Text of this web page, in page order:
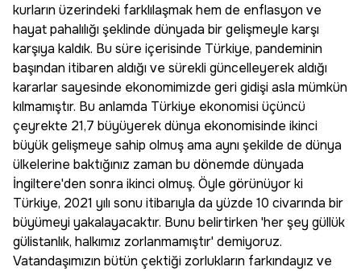
kurların üzerindeki farklılaşmak hem de enflasyon ve
hayat pahalılığı şeklinde dünyada bir gelişmeyle karşı
karşıya kaldık. Bu süre içerisinde Türkiye, pandeminin
başından itibaren aldığı ve sürekli güncelleyerek aldığı
kararlar sayesinde ekonomimizde geri gidişi asla mümkün
kılmamıştır. Bu anlamda Türkiye ekonomisi üçüncü
çeyrekte 21,7 büyüyerek dünya ekonomisinde ikinci
büyük gelişmeye sahip olmuş ama aynı şekilde de dünya
ülkelerine baktığınız zaman bu dönemde dünyada
İngiltere'den sonra ikinci olmuş. Öyle görünüyor ki
Türkiye, 2021 yılı sonu itibarıyla da yüzde 10 civarında bir
büyümeyi yakalayacaktır. Bunu belirtirken 'her şey güllük
gülistanlık, halkımız zorlanmamıştır' demiyoruz.
Vatandaşımızın bütün çektiği zorlukların farkındayız ve